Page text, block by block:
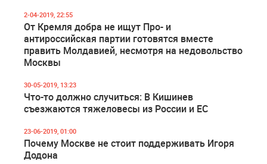
2-04-2019, 22:55
От Кремля добра не ищут Про- и
антироссийская партии готовятся вместе
править Молдавией, несмотря на недовольство
Москвы
30-05-2019, 13:23
Что-то должно случиться: В Кишинев
съезжаются тяжеловесы из России и ЕС
23-06-2019, 01:00
Почему Москве не стоит поддерживать Игоря
Додона